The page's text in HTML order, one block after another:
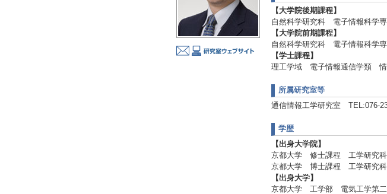
【大学院後期課程】
自然科学研究科 電子情報科学
【大学院前期課程】
自然科学研究科 電子情報科学
【学士課程】
理工学域 電子情報通信学類 情
所属研究室等
通信情報工学研究室 TEL:076-
学歴
【出身大学院】
京都大学 修士課程 工学研究
京都大学 博士課程 工学研究
【出身大学】
京都大学 工学部 電気工学第